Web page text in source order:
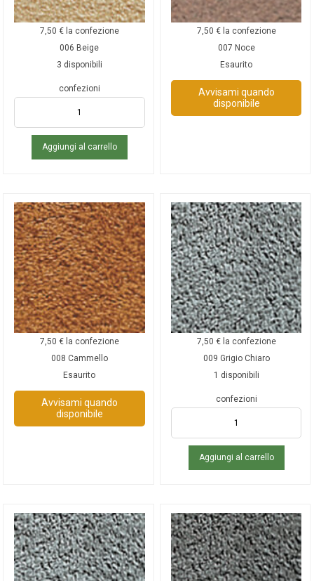
7,50 € la confezione
006 Beige
3 disponibili
confezioni
Aggiungi al carrello
7,50 € la confezione
007 Noce
Esaurito
Avvisami quando
disponibile
7,50 € la confezione
008 Cammello
Esaurito
Avvisami quando
disponibile
7,50 € la confezione
009 Grigio Chiaro
1 disponibili
confezioni
Aggiungi al carrello